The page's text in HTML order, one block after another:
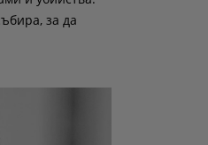
за да